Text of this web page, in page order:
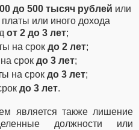
до 500 тысяч рублей или
или иного дохода
от 2 до 3 лет;
на срок до 2 лет;
срок до 3 лет;
на срок до 3 лет;
до 3 лет.
является также лишение
должности или